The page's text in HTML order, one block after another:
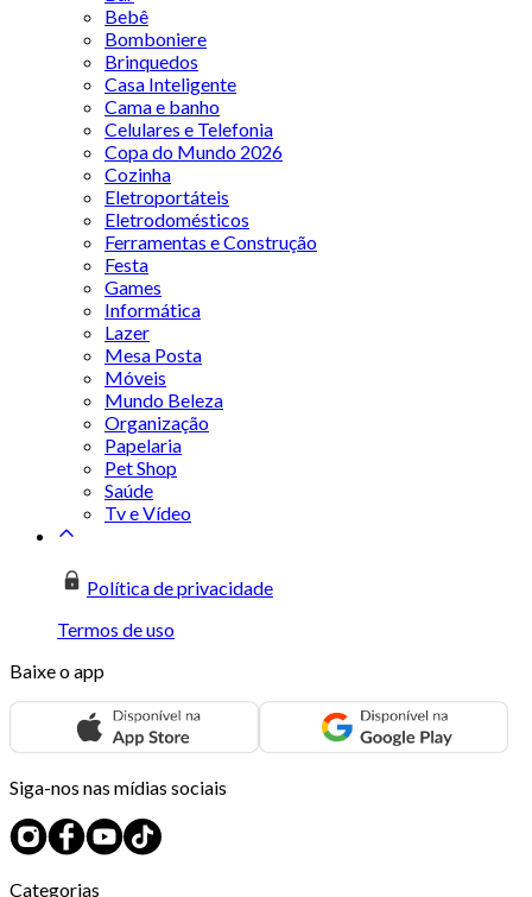
Bebê
Bomboniere
Brinquedos
Casa Inteligente
Cama e banho
Celulares e Telefonia
Copa do Mundo 2026
Cozinha
Eletroportáteis
Eletrodomésticos
Ferramentas e Construção
Festa
Games
Informática
Lazer
Mesa Posta
Móveis
Mundo Beleza
Organização
Papelaria
Pet Shop
Saúde
Tv e Vídeo
Política de privacidade
Termos de uso
Baixe o app
Siga-nos nas mídias sociais
Categorias